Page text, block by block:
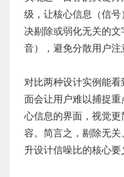
级，让核心信息（信
决剔除或弱化无关的
音），避免分散用户注
对比两种设计实例能
面会让用户难以捕捉
心信息的界面，视觉
容。简言之，剔除无
升设计信噪比的核心要